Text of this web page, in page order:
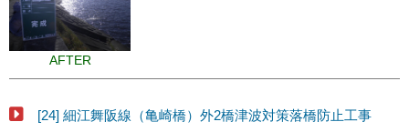
AFTER
[24] 細江舞阪線（亀崎橋）外2橋津波対策落橋防止工事